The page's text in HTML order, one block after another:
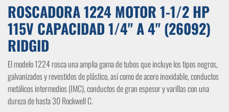
ROSCADORA 1224 MOTOR 1-1/2 HP
115V CAPACIDAD 1/4" A 4" (26092)
RIDGID
El modelo 1224 rosca una amplia gama de tubos que incluye los tipos negros,
galvanizados y revestidos de plástico, así como de acero inoxidable, conductos
metálicos intermedios (IMC), conductos de gran espesor y varillas con una
dureza de hasta 30 Rockwell C.